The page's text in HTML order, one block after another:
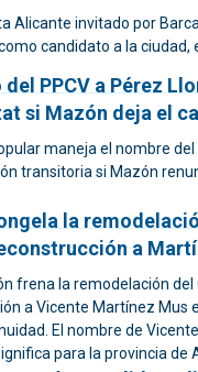
Alicante invitado por
candidato a la ciudad,
del PPCV a Pérez
si Mazón deja el
maneja el nombre
transitoria si Mazón
la
a
frena la remodelación del
a Vicente Martínez Mus
El nombre de
para la provincia de